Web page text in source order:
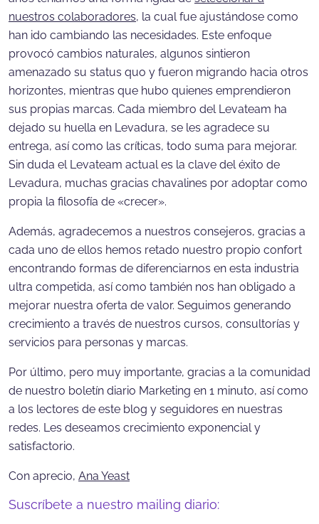
nuestros colaboradores, la cual fue ajustándose como
han ido cambiando las necesidades. Este enfoque
provocó cambios naturales, algunos sintieron
amenazado su status quo y fueron migrando hacia otros
horizontes, mientras que hubo quienes emprendieron
sus propias marcas. Cada miembro del Levateam ha
dejado su huella en Levadura, se les agradece su
entrega, así como las críticas, todo suma para mejorar.
Sin duda el Levateam actual es la clave del éxito de
Levadura, muchas gracias chavalines por adoptar como
propia la filosofía de «crecer».
Además, agradecemos a nuestros consejeros, gracias a
cada uno de ellos hemos retado nuestro propio confort
encontrando formas de diferenciarnos en esta industria
ultra competida, así como también nos han obligado a
mejorar nuestra oferta de valor. Seguimos generando
crecimiento a través de nuestros cursos, consultorías y
servicios para personas y marcas.
Por último, pero muy importante, gracias a la comunidad
de nuestro boletín diario Marketing en 1 minuto, así como
a los lectores de este blog y seguidores en nuestras
redes. Les deseamos crecimiento exponencial y
satisfactorio.
Con aprecio, Ana Yeast
Suscríbete a nuestro mailing diario: